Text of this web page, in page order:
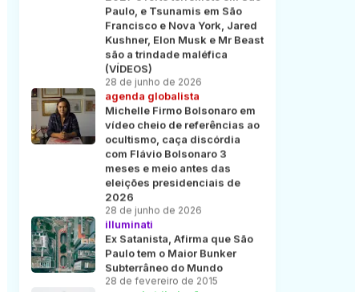
Paulo, e Tsunamis em São
Francisco e Nova York, Jared
Kushner, Elon Musk e Mr Beast
são a trindade maléfica
(VÍDEOS)
28 de junho de 2026
agenda globalista
Michelle Firmo Bolsonaro em
vídeo cheio de referências ao
ocultismo, caça discórdia
com Flávio Bolsonaro 3
meses e meio antes das
eleições presidenciais de
2026
28 de junho de 2026
illuminati
Ex Satanista, Afirma que São
Paulo tem o Maior Bunker
Subterrâneo do Mundo
28 de fevereiro de 2015